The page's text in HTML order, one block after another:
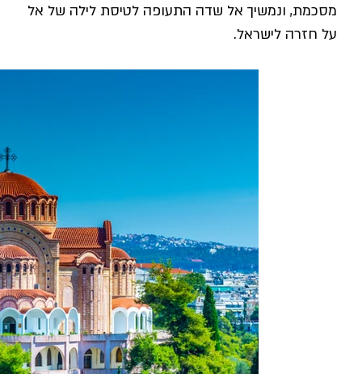
מסכמת, ונמשיך אל שדה התעופה לטיסת לילה של אל
על חזרה לישראל.